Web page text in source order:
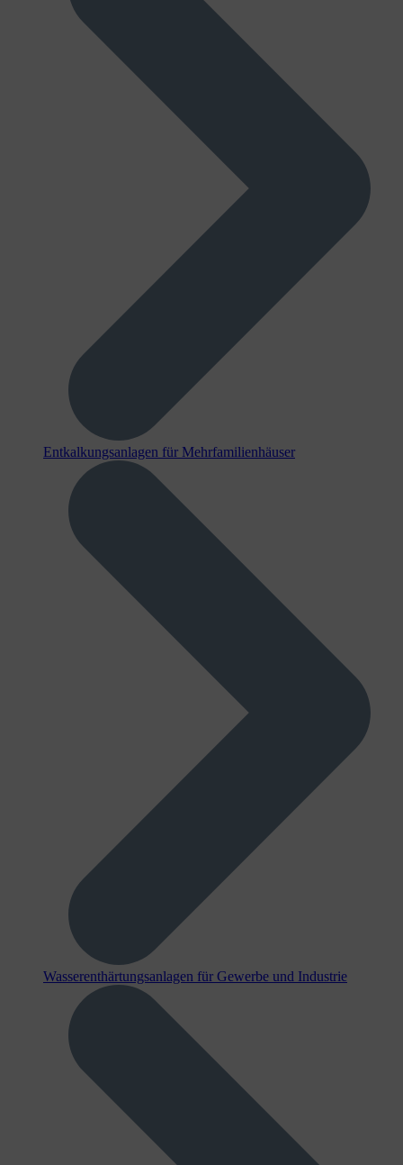
Entkalkungsanlagen für Mehrfamilienhäuser
Wasserenthärtungsanlagen für Gewerbe und Industrie